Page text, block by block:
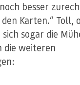
besser
Karten.“ Toll,
sogar die
die weiteren